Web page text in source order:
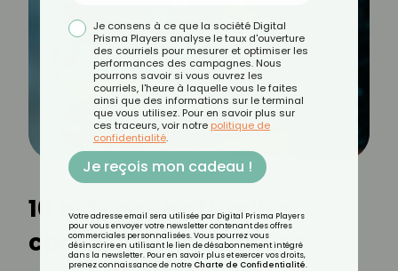
10 astuces naturelles
contre les moustiques
Je consens à ce que la société Digital
Prisma Players analyse le taux d'ouverture
des courriels pour mesurer et optimiser les
performances des campagnes. Nous
pourrons savoir si vous ouvrez les
courriels, l'heure à laquelle vous le faites
ainsi que des informations sur le terminal
que vous utilisez. Pour en savoir plus sur
ces traceurs, voir notre politique de
confidentialité.
Je reçois mon cadeau !
Votre adresse email sera utilisée par Digital Prisma Players
pour vous envoyer votre newsletter contenant des offres
commerciales personnalisées. Vous pourrez vous
désinscrire en utilisant le lien de désabonnement intégré
dans la newsletter. Pour en savoir plus et exercer vos droits,
prenez connaissance de notre Charte de Confidentialité.